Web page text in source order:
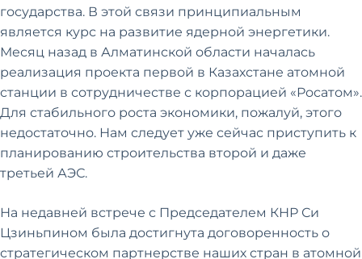
государства. В этой связи принципиальным
является курс на развитие ядерной энергетики.
Месяц назад в Алматинской области началась
реализация проекта первой в Казахстане атомной
станции в сотрудничестве с корпорацией «Росатом».
Для стабильного роста экономики, пожалуй, этого
недостаточно. Нам следует уже сейчас приступить к
планированию строительства второй и даже
третьей АЭС.
На недавней встрече с Председателем КНР Си
Цзиньпином была достигнута договоренность о
стратегическом партнерстве наших стран в атомной